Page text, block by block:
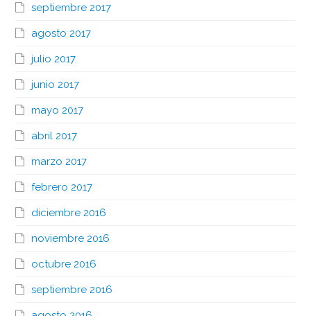
septiembre 2017
agosto 2017
julio 2017
junio 2017
mayo 2017
abril 2017
marzo 2017
febrero 2017
diciembre 2016
noviembre 2016
octubre 2016
septiembre 2016